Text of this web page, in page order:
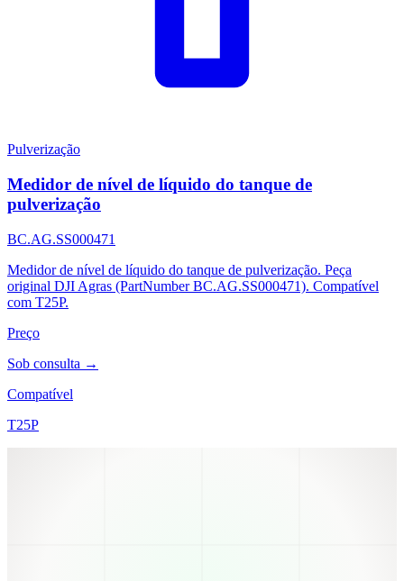
Pulverização
Medidor de nível de líquido do tanque de
pulverização
BC.AG.SS000471
Medidor de nível de líquido do tanque de pulverização. Peça
original DJI Agras (PartNumber BC.AG.SS000471). Compatível
com T25P.
Preço
Sob consulta →
Compatível
T25P